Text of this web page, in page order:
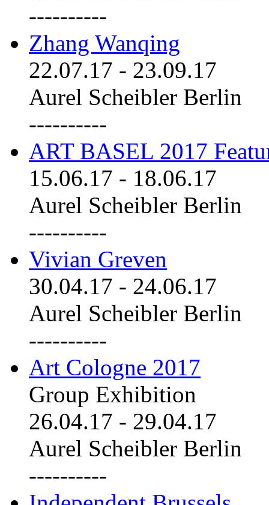
----------
Zhang Wanqing
22.07.17 - 23.09.17
Aurel Scheibler Berlin
----------
ART BASEL 2017
15.06.17 - 18.06.17
Aurel Scheibler Berlin
----------
Vivian Greven
30.04.17 - 24.06.17
Aurel Scheibler Berlin
----------
Art Cologne 2017
Group Exhibition
26.04.17 - 29.04.17
Aurel Scheibler Berlin
----------